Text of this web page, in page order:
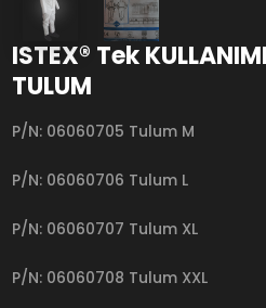
ISTEX® Tek
TULUM
P/N: 06060705 Tulum M
P/N: 06060706 Tulum L
P/N: 06060707 Tulum XL
P/N: 06060708 Tulum XXL